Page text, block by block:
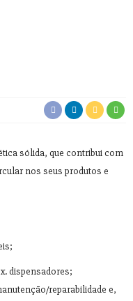
sólida, que contribui com
nos seus produtos e
dispensadores;
reparabilidade e,